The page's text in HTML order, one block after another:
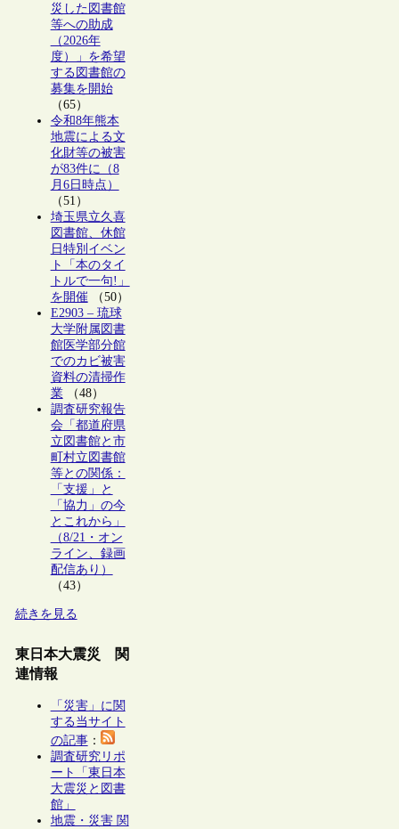
災した図書館
等への助成
（2026年
度）」を希望
する図書館の
募集を開始
（65）
令和8年熊本
地震による文
化財等の被害
が83件に（8
月6日時点）
（51）
埼玉県立久喜
図書館、休館
日特別イベン
ト「本のタイ
トルで一句!」
を開催（50）
E2903 – 琉球
大学附属図書
館医学部分館
でのカビ被害
資料の清掃作
業（48）
調査研究報告
会「都道府県
立図書館と市
町村立図書館
等との関係：
「支援」と
「協力」の今
とこれから」
（8/21・オン
ライン、録画
配信あり）
（43）
続きを見る
東日本大震災 関
連情報
「災害」に関
する当サイト
の記事：
調査研究リポ
ート「東日本
大震災と図書
館」
地震・災害 関